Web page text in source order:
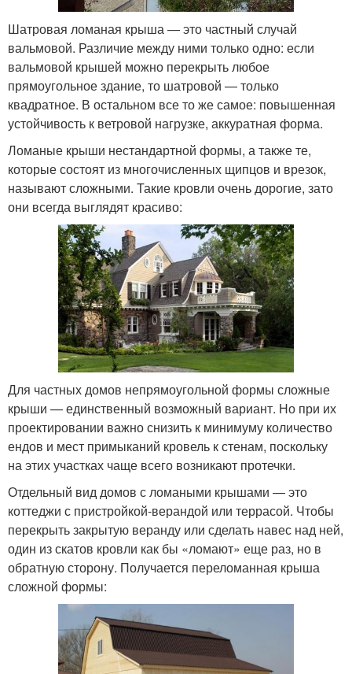
Шатровая ломаная крыша — это частный случай
вальмовой. Различие между ними только одно: если
вальмовой крышей можно перекрыть любое
прямоугольное здание, то шатровой — только
квадратное. В остальном все то же самое: повышенная
устойчивость к ветровой нагрузке, аккуратная форма.
Ломаные крыши нестандартной формы, а также те,
которые состоят из многочисленных щипцов и врезок,
называют сложными. Такие кровли очень дорогие, зато
они всегда выглядят красиво:
Для частных домов непрямоугольной формы сложные
крыши — единственный возможный вариант. Но при их
проектировании важно снизить к минимуму количество
ендов и мест примыканий кровель к стенам, поскольку
на этих участках чаще всего возникают протечки.
Отдельный вид домов с ломаными крышами — это
коттеджи с пристройкой-верандой или террасой. Чтобы
перекрыть закрытую веранду или сделать навес над ней,
один из скатов кровли как бы «ломают» еще раз, но в
обратную сторону. Получается переломанная крыша
сложной формы: